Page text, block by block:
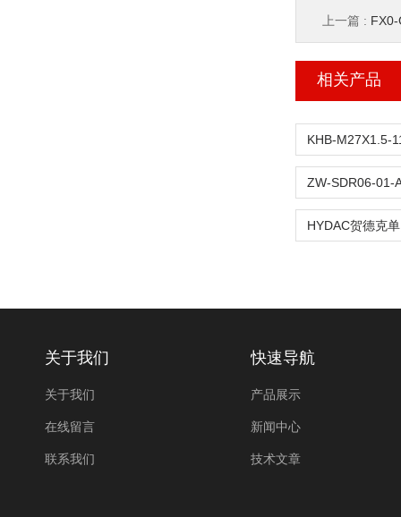
上一篇 :
相关产品
关于我们
关于我们
在线留言
联系我们
快速导航
产品展示
新闻中心
技术文章